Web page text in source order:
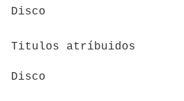
Disco
Titulos atríbuidos
Disco